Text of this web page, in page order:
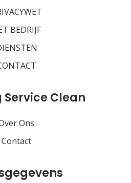
BEDRIJF
Clean
Ons
Contact